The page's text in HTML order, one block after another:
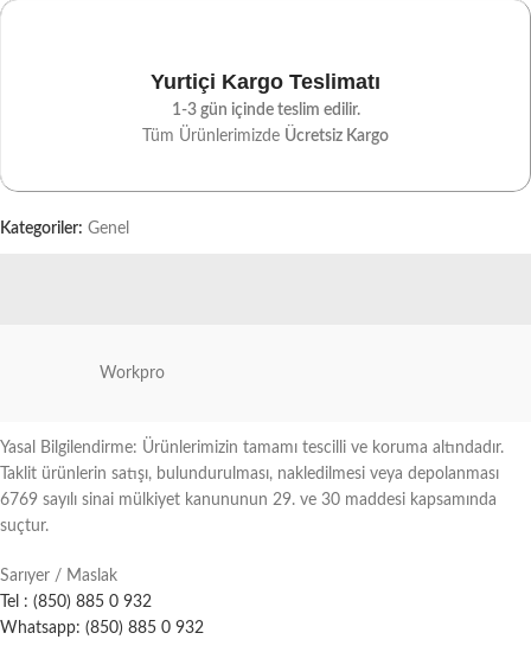
Yurtiçi Kargo Teslimatı
1-3 gün içinde teslim edilir.
Tüm Ürünlerimizde Ücretsiz Kargo
Kategoriler: Genel
Workpro
Yasal Bilgilendirme: Ürünlerimizin tamamı tescilli ve koruma altındadır.
Taklit ürünlerin satışı, bulundurulması, nakledilmesi veya depolanması
6769 sayılı sinai mülkiyet kanununun 29. ve 30 maddesi kapsamında
suçtur.
Sarıyer / Maslak
Tel : (850) 885 0 932
Whatsapp: (850) 885 0 932